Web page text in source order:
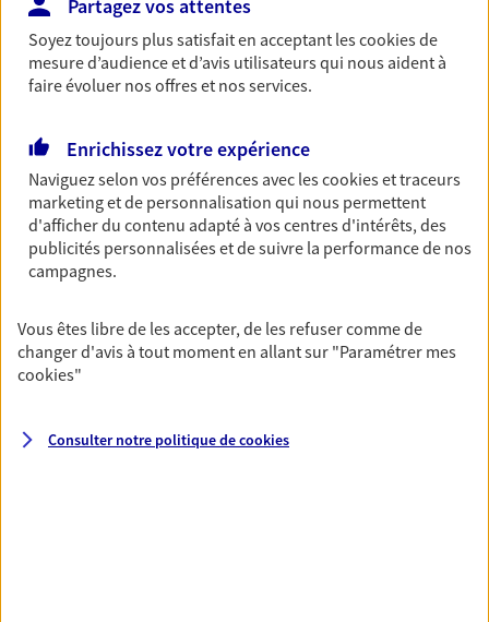
Multirisque Entreprise
Gagnez en simplicité et en sérénité avec votre
unique pour protéger vos locaux, matériels pro,
équipements et stocks… sans oublier votre
responsabilité civile.
Découvrir l'offre Multirisque Entreprise
DEMANDER UN DEVIS
VOIR TOUTES NOS OFFRES
Partagez vos attentes
Soyez toujours plus satisfait en acceptant lescookiesde
mesure d’audience et d’avis utilisateurs qui nous aident à
faire évoluer nos offres et nos services.
Enrichissez votre expérience
Naviguez selon vos préférences avec lescookies et traceurs
marketing et de personnalisation qui nous permettent
d'afficher du contenu adapté à vos centres d'intérêts, des
publicités personnalisées et de suivre la performance de nos
campagnes.
Vous êtes libre de les accepter, de les refuser comme de
changer d'avis à tout moment en allant sur "Paramétrer mes
cookies"
Consulter notre politique decookies